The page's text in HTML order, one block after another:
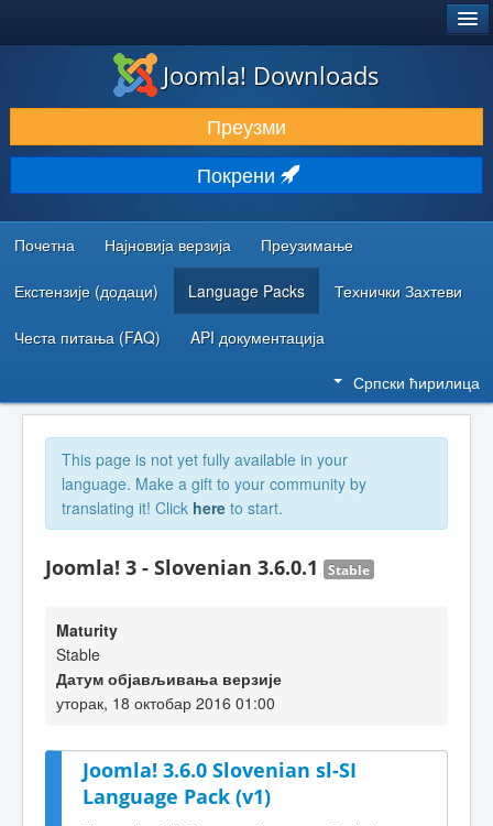
ПРЕУЗИМАЊЕ И ПРОШИРЕЊА (ЕКСТЕНЗИЈЕ)
ОТКРИЈТЕ И НАУЧИТЕ
ЗАЈЕДНИЦА И ПОДРШКА
РЕСУРСИ ЗА РАЗВОЈ
Joomla! Downloads
Преузми
Покрени
Почетна Најновија верзија Преузимање
Екстензије (додаци) Language Packs Технички Захтеви
Честа питања (FAQ) API документација
Српски ћирилица
This page is not yet fully available in your
language. Make a gift to your community by
translating it! Click here to start.
Joomla! 3 - Slovenian 3.6.0.1 Stable
Maturity
Stable
Датум објављивања верзије
уторак, 18 октобар 2016 01:00
Joomla! 3.6.0 Slovenian sl-SI
Language Pack (v1)